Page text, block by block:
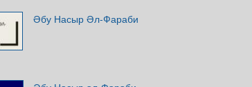
Әбу Насыр Әл-Фараби